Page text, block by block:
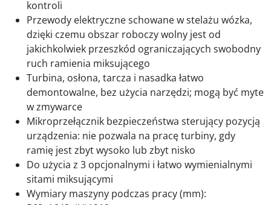
kontroli
Przewody elektryczne schowane w stelażu wózka,
dzięki czemu obszar roboczy wolny jest od
jakichkolwiek przeszkód ograniczających swobodny
ruch ramienia miksującego
Turbina, osłona, tarcza i nasadka łatwo
demontowalne, bez użycia narzędzi; mogą być myte
w zmywarce
Mikroprzełącznik bezpieczeństwa sterujący pozycją
urządzenia: nie pozwala na pracę turbiny, gdy
ramię jest zbyt wysoko lub zbyt nisko
Do użycia z 3 opcjonalnymi i łatwo wymienialnymi
sitami miksującymi
Wymiary maszyny podczas pracy (mm):